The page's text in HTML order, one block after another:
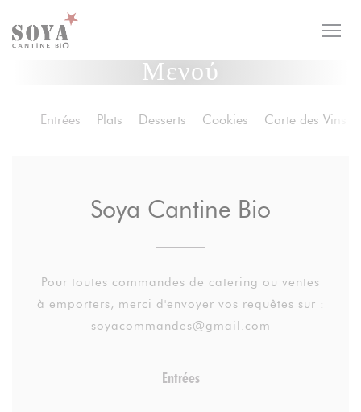
Πίνακας διαχείρισης "Μπισκότων" (Cookies)
Μενού
Entrées Plats Desserts Cookies Carte des Vins
Soya Cantine Bio
Pour toutes commandes de catering ou ventes
à emporters, merci d'envoyer vos requêtes sur :
soyacommandes@gmail.com
Entrées